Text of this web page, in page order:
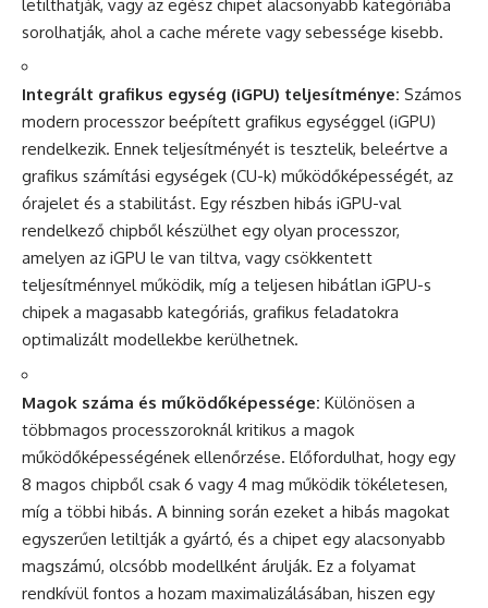
letilthatják, vagy az egész chipet alacsonyabb kategóriába
sorolhatják, ahol a cache mérete vagy sebessége kisebb.
Integrált grafikus egység (iGPU) teljesítménye: Számos
modern processzor beépített grafikus egységgel (iGPU)
rendelkezik. Ennek teljesítményét is tesztelik, beleértve a
grafikus számítási egységek (CU-k) működőképességét, az
órajelet és a stabilitást. Egy részben hibás iGPU-val
rendelkező chipből készülhet egy olyan processzor,
amelyen az iGPU le van tiltva, vagy csökkentett
teljesítménnyel működik, míg a teljesen hibátlan iGPU-s
chipek a magasabb kategóriás, grafikus feladatokra
optimalizált modellekbe kerülhetnek.
Magok száma és működőképessége: Különösen a
többmagos processzoroknál kritikus a magok
működőképességének ellenőrzése. Előfordulhat, hogy egy
8 magos chipből csak 6 vagy 4 mag működik tökéletesen,
míg a többi hibás. A binning során ezeket a hibás magokat
egyszerűen letiltják a gyártó, és a chipet egy alacsonyabb
magszámú, olcsóbb modellként árulják. Ez a folyamat
rendkívül fontos a hozam maximalizálásában, hiszen egy